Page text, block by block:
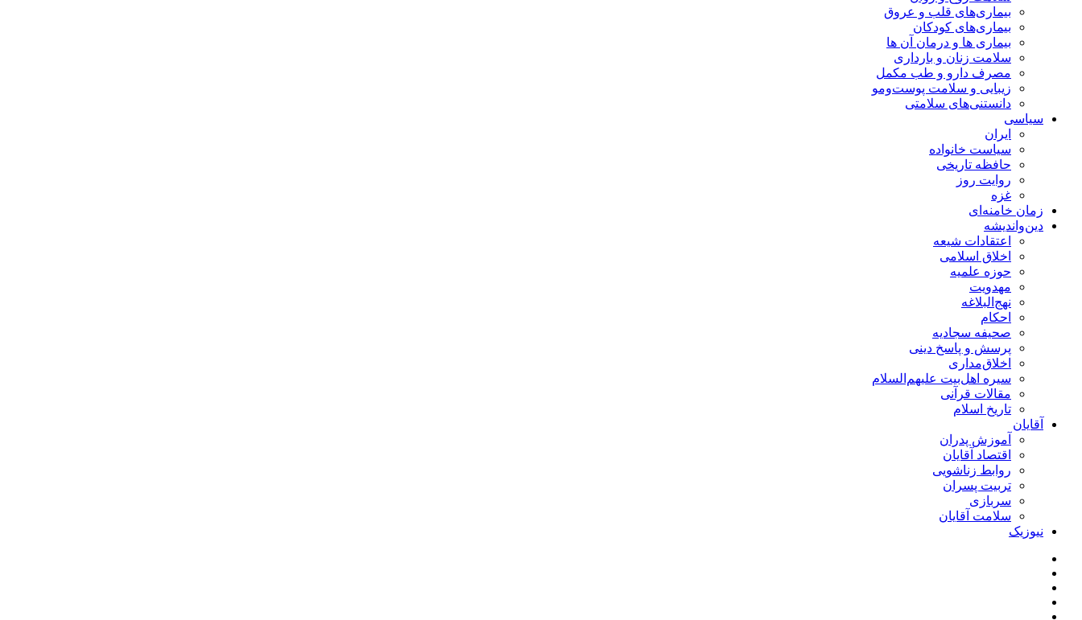
بیماری‌های قلب و عروق
بیماری‌های کودکان
بیماری ها و درمان آن ها
سلامت زنان و بارداری
مصرف دارو و طب مکمل
زیبایی و سلامت پوست‌ومو
دانستنی‌های سلامتی
سیاسی
ایران
سیاست خانواده
حافظه تاریخی
روایت روز
غزه
زمان خامنه‌ای
دین‌واندیشه
اعتقادات شیعه
اخلاق اسلامی
حوزه علمیه
مهدویت
نهج‌البلاغه
احکام
صحیفه سجادیه
پرسش و پاسخ دینی
اخلاق‌مداری
سیره اهل‌بیت علیهم‌السلام
مقالات قرآنی
تاریخ اسلام
آقایان
آموزش پدران
اقتصاد آقایان
روابط زناشویی
تربیت پسران
سربازی
سلامت آقایان
نیوزیک